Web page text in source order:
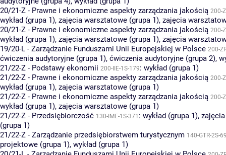
20/21-Z - Prawne i ekonomiczne aspekty zarządzania jakością 200-
wykład (grupa 1), zajęcia warsztatowe (grupa 1), zajęcia
20/21-Z - Prawne i ekonomiczne aspekty zarządzania jakością 200-
wykład (grupa 1), zajęcia warsztatowe (grupa 1), zajęcia
19/20-L - Zarządzanie Funduszami Unii Europejskiej w Polsce 200-
ćwiczenia audytoryjne (grupa 1), ćwiczenia audytoryjne (grupa 2),
21/22-Z - Podstawy ekonomii 200-IIE-1S-179: wykład (grupa 1)
21/22-Z - Prawne i ekonomiczne aspekty zarządzania jakością 200-
wykład (grupa 1), zajęcia warsztatowe (grupa 1)
21/22-Z - Prawne i ekonomiczne aspekty zarządzania jakością 200-
wykład (grupa 1), zajęcia warsztatowe (grupa 1)
21/22-Z - Przedsiębiorczość 130-IME-1S-371 : wykład (grupa 1),
(grupa 1)
21/22-Z - Zarządzanie przedsiębiorstwem turystycznym 140-GTR-2S-
projektowe (grupa 1), wykład (grupa 1)